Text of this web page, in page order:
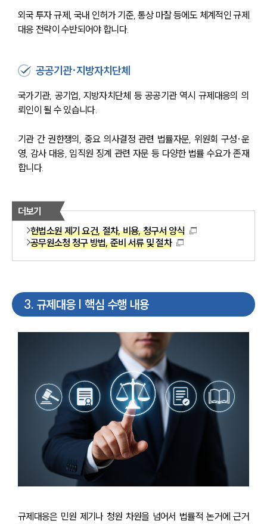
외국 투자 규제, 국내 인허가 기준, 통상 마찰 등에도 체계적인 규제
대응 전략이 수반되어야 합니다.
공공기관·지방자치단체
국가기관, 공기업, 지방자치단체 등 공공기관 역시 규제대응의 의
뢰인이 될 수 있습니다.
기관 간 권한쟁의, 중요 의사결정 관련 법률자문, 위원회 구성·운
영, 감사 대응, 임직원 징계 관련 자문 등 다양한 법률 수요가 존재
합니다.
더보기
헌법소원 제기 요건, 절차, 비용, 청구서 양식
공무원소청 청구 방법, 준비 서류 및 절차
3. 규제대응 | 핵심 수행 내용
규제대응은 민원 제기나 청원 차원을 넘어서 법률적 논거에 근거